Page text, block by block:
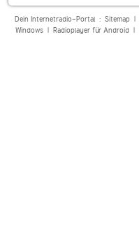
Dein Internetradio-Portal : Sitemap|
Windows| Radioplayer für Android|